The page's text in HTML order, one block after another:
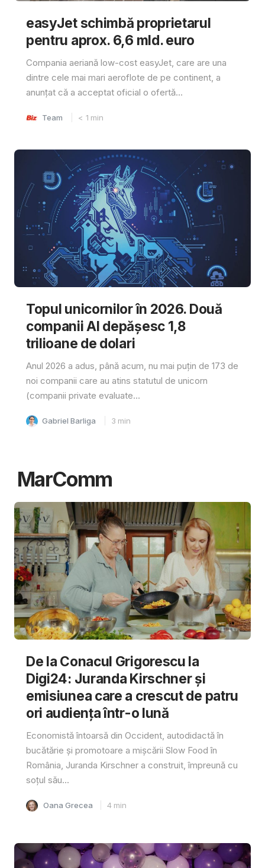
easyJet schimbă proprietarul
pentru aprox. 6,6 mld. euro
Compania aeriană low-cost easyJet, care are una
dintre cele mai mari aeroflote de pe continent, a
anunțat că a acceptat oficial o ofertă...
Team < 1 min
Topul unicornilor în 2026. Două
companii AI depășesc 1,8
trilioane de dolari
Anul 2026 a adus, până acum, nu mai puțin de 173 de
noi companii care au atins statutul de unicorn
(companii private evaluate...
Gabriel Barliga 3 min
MarComm
De la Conacul Grigorescu la
Digi24: Juranda Kirschner și
emisiunea care a crescut de patru
ori audiența într-o lună
Economistă întoarsă din Occident, autodidactă în
bucătărie și promotoare a mișcării Slow Food în
România, Juranda Kirschner a construit, împreună cu
soțul său...
Oana Grecea 4 min